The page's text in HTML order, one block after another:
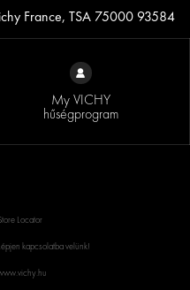
France, TSA 75000 93584
My VICHY
hűségprogram
Locator
kapcsolatba velünk!